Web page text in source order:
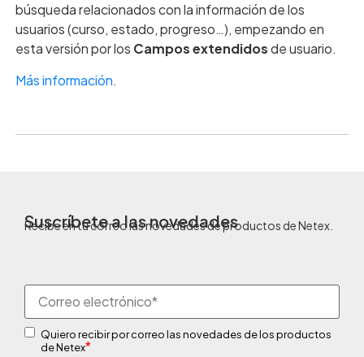
búsqueda relacionados con la información de los
usuarios (curso, estado, progreso…), empezando en
esta versión por los Campos extendidosde usuario.
Más información.
Suscríbete a las novedades
Recibe en tu correo las novedades de productos de Netex.
Quiero recibir por correo las novedades de los productos
de Netex*